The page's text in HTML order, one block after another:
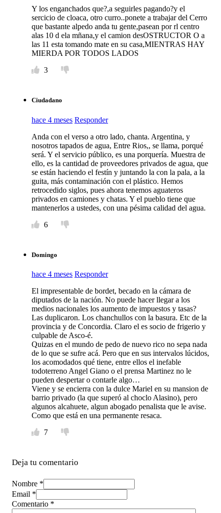
Y los enganchados que?,a seguirles pagando?y el
sercicio de cloaca, otro curro..ponete a trabajar del Cerro
que bastante alpedo anda tu gente,pasean por rl centro
alas 10 d ela mñana,y el camion desOSTRUCTOR O a
las 11 esta tomando mate en su casa,MIENTRAS HAY
MIERDA POR TODOS LADOS
3
Ciudadano
hace 4 meses Responder
Anda con el verso a otro lado, chanta. Argentina, y
nosotros tapados de agua, Entre Rios,, se llama, porqué
será. Y el servicio público, es una porquería. Muestra de
ello, es la cantidad de proveedores privados de agua, que
se están haciendo el festín y juntando la con la pala, a la
guita, más contaminación con el plástico. Hemos
retrocedido siglos, pues ahora tenemos aguateros
privados en camiones y chatas. Y el pueblo tiene que
mantenerlos a ustedes, con una pésima calidad del agua.
6
Domingo
hace 4 meses Responder
El impresentable de bordet, becado en la cámara de
diputados de la nación. No puede hacer llegar a los
medios nacionales los aumento de impuestos y tasas?
Las duplicaron. Los chanchullos con la basura. Etc de la
provincia y de Concordia. Claro el es socio de frigerio y
culpable de Asco-é.
Quizas en el mundo de pedo de nuevo rico no sepa nada
de lo que se sufre acá. Pero que en sus intervalos lúcidos,
los acomodados qué tiene, entre ellos el inefable
todoterreno Angel Giano o el prensa Martinez no le
pueden despertar o contarle algo…
Viene y se encierra con la dulce Mariel en su mansion de
barrio privado (la que superó al choclo Alasino), pero
algunos alcahuete, algun abogado penalista que le avise.
Como que está en una permanente resaca.
7
Deja tu comentario
Nombre *
Email *
Comentario *